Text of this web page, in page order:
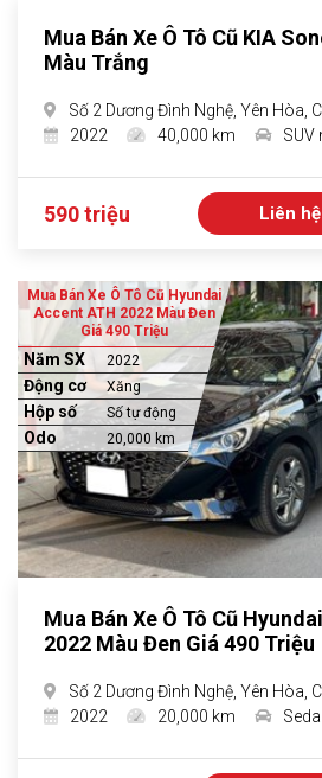
Mua Bán Xe Ô Tô Cũ KIA
Màu Trắng
Số 2 Dương Đình Nghệ, Yên Hòa,
2022
40,000 km SUV
590 triệu Liên hệ
Mua Bán Xe Ô Tô Cũ Hyundai
Accent ATH 2022 Màu Đen
Giá 490 Triệu
Năm SX 2022
Động cơ Xăng
Hộp số Số tự động
Odo 20,000 km
Mua Bán Xe Ô Tô Cũ
2022 Màu Đen Giá 490 Triệu
Số 2 Dương Đình Nghệ, Yên Hòa,
2022
20,000 km